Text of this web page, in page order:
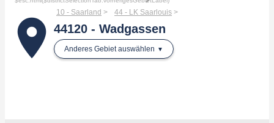
place
10 - Saarland 44 - LK Saarlouis
44120 - Wadgassen
Anderes Gebiet auswählen